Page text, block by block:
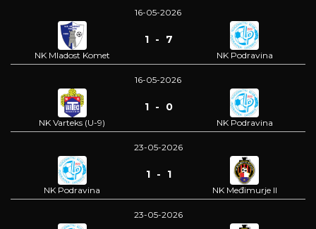
16-05-2026
NK Mladost Komet
1 - 7
NK Podravina
16-05-2026
NK Varteks (U-9)
1 - 0
NK Podravina
23-05-2026
NK Podravina
1 - 1
NK Međimurje II
23-05-2026